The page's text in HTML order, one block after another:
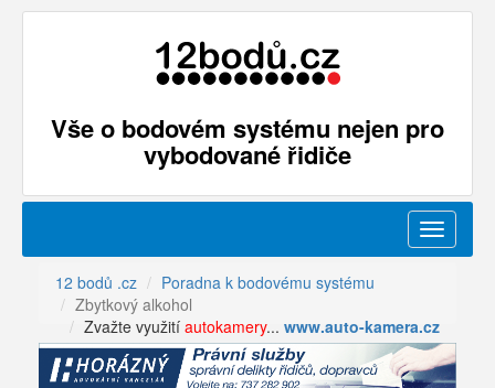
Vše o bodovém systému nejen pro
vybodované řidiče
Menu
12 bodů .cz
Poradna k bodovému systému
Zbytkový alkohol
Zvažte využití autokamery... www.auto-kamera.cz